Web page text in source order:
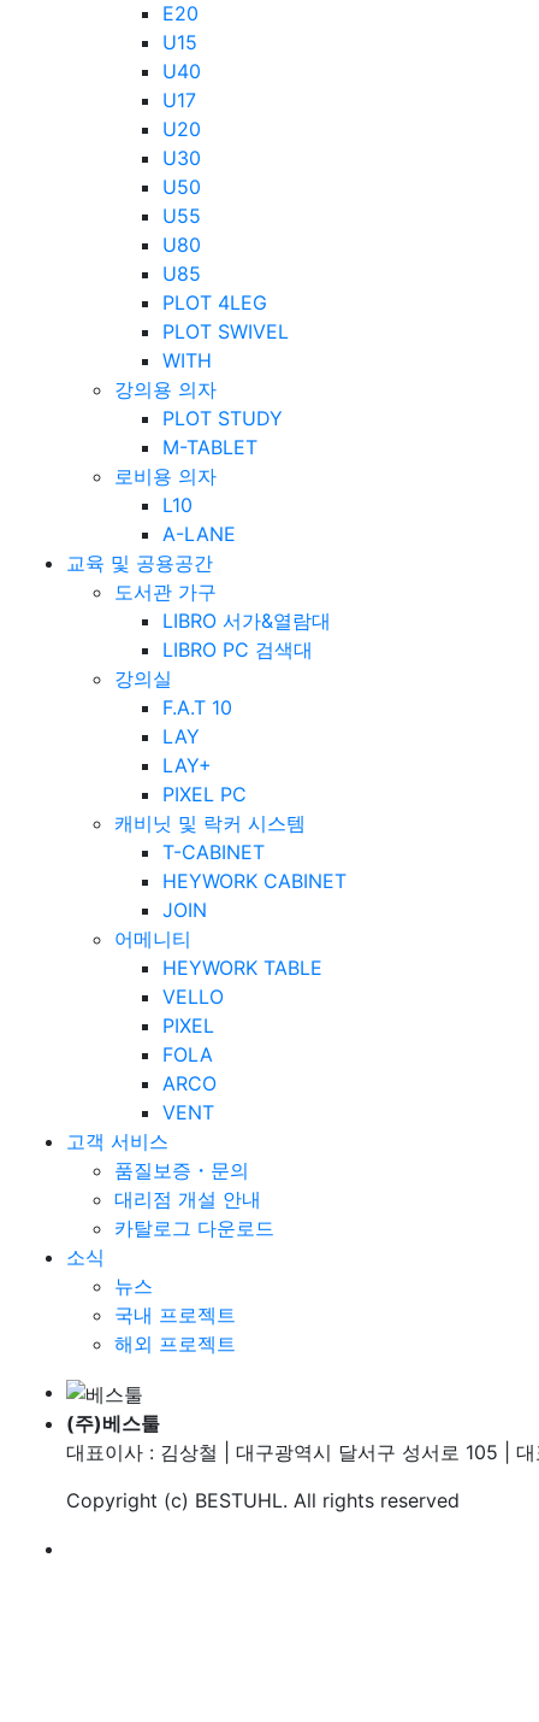
E20
U15
U40
U17
U20
U30
U50
U55
U80
U85
PLOT 4LEG
PLOT SWIVEL
WITH
강의용 의자
PLOT STUDY
M-TABLET
로비용 의자
L10
A-LANE
교육 및 공용공간
도서관 가구
LIBRO 서가&열람대
LIBRO PC 검색대
강의실
F.A.T 10
LAY
LAY+
PIXEL PC
캐비닛 및 락커 시스템
T-CABINET
HEYWORK CABINET
JOIN
어메니티
HEYWORK TABLE
VELLO
PIXEL
FOLA
ARCO
VENT
고객 서비스
품질보증・문의
대리점 개설 안내
카탈로그 다운로드
소식
뉴스
국내 프로젝트
해외 프로젝트
(주)베스툴
대표이사 : 김상철 | 대구광역시 달서구 성서로 105 |
Copyright (c) BESTUHL. All rights reserved